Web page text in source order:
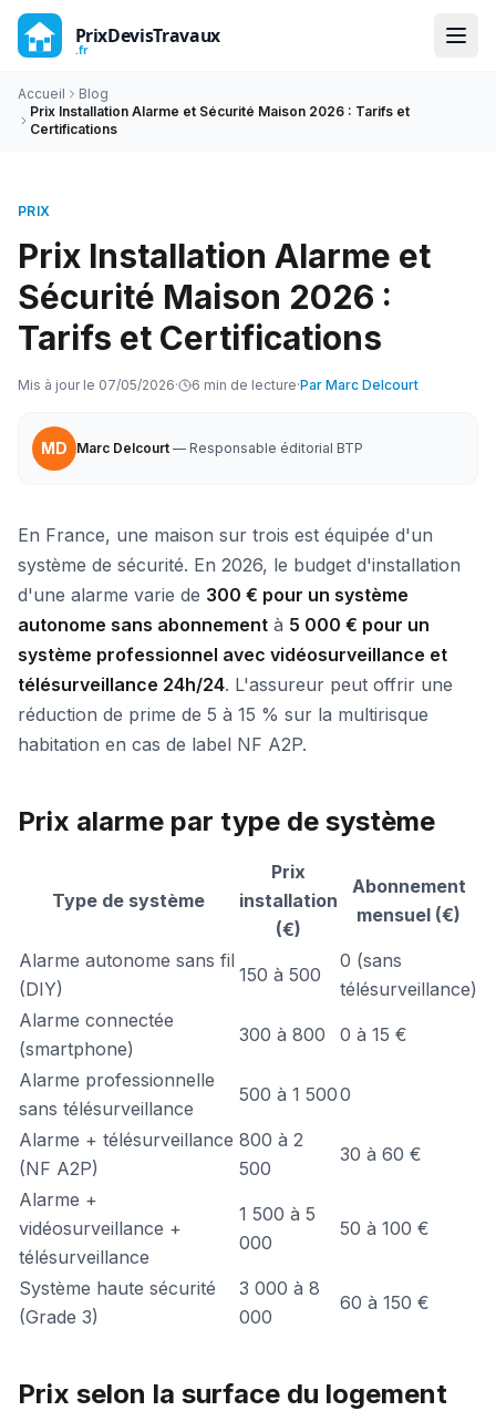
Accueil
Blog
Prix Installation Alarme et Sécurité Maison 2026 : Tarifs et
Certifications
PRIX
Prix Installation Alarme et
Sécurité Maison 2026 :
Tarifs et Certifications
Mis à jour le 07/05/2026· 6 min de lecture·Par Marc Delcourt
MD Marc Delcourt — Responsable éditorial BTP
En France, une maison sur trois est équipée d'un
système de sécurité. En 2026, le budget d'installation
d'une alarme varie de 300 € pour un système
autonome sans abonnement à 5 000 € pour un
système professionnel avec vidéosurveillance et
télésurveillance 24h/24. L'assureur peut offrir une
réduction de prime de 5 à 15 % sur la multirisque
habitation en cas de label NF A2P.
Prix alarme par type de système
Type de système
Prix
installation
(€)
Abonnement
mensuel (€)
Alarme autonome sans fil
(DIY)
150 à 500
0 (sans
télésurveillance)
Alarme connectée
(smartphone)
300 à 800 0 à 15 €
Alarme professionnelle
sans télésurveillance
500 à 1 5000
Alarme + télésurveillance
(NF A2P)
800 à 2
500
30 à 60 €
Alarme +
vidéosurveillance +
télésurveillance
1 500 à 5
000
50 à 100 €
Système haute sécurité
(Grade 3)
3 000 à 8
000
60 à 150 €
Prix selon la surface du logement